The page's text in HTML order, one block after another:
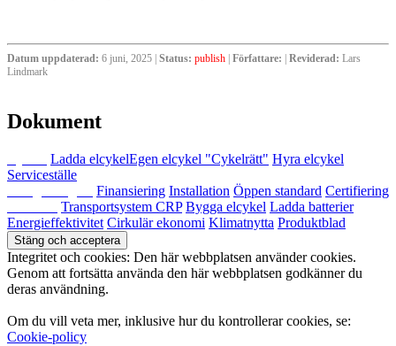
Datum uppdaterad: 6 juni, 2025 | Status: publish Författare: Reviderad: Lars
Lindmark
Dokument
Ladda elcykelEgen elcykel "Cykelrätt" Hyra elcykel
Serviceställe
Finansiering Installation Öppen standard Certifiering
Transportsystem CRP Bygga elcykel Ladda batterier
Energieffektivitet Cirkulär ekonomi Klimatnytta Produktblad
Integritet och cookies: Den här webbplatsen använder cookies.
Genom att fortsätta använda den här webbplatsen godkänner du
deras användning.
Om du vill veta mer, inklusive hur du kontrollerar cookies, se:
Cookie-policy